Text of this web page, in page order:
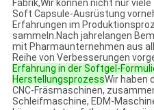
Fabrik,Wir können nicht nur
Soft Capsule-Ausrüstung
Erfahrungen im
sammeln.Nach jahrelangen
mit Pharmaunternehmen aus
Reihe von Verbesserungen
Erfahrung in der Softgel-
HerstellungsprozessWir haben
CNC-Fräsmaschinen,
Schleifmaschine, EDM-